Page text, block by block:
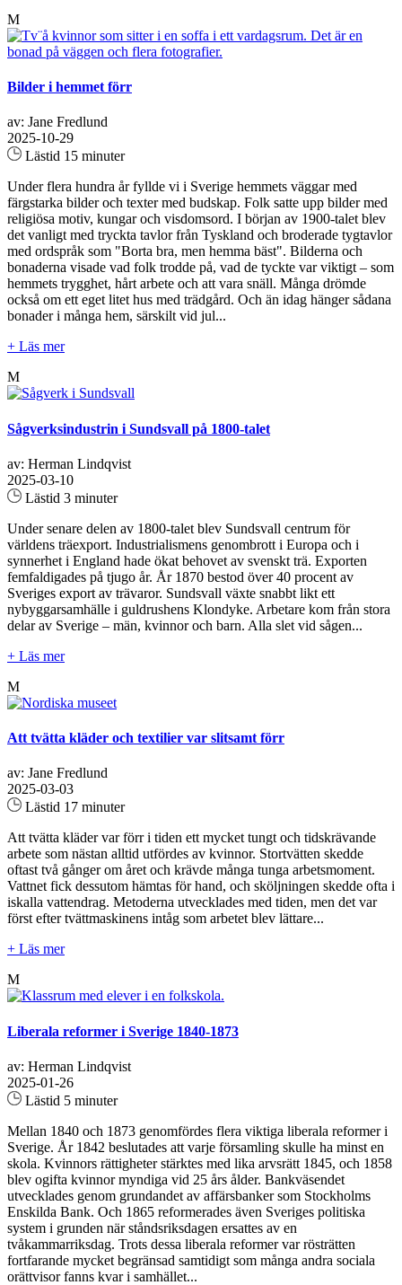
M
Bilder i hemmet förr
av: Jane Fredlund
2025-10-29
Lästid 15 minuter
Under flera hundra år fyllde vi i Sverige hemmets väggar med
färgstarka bilder och texter med budskap. Folk satte upp bilder med
religiösa motiv, kungar och visdomsord. I början av 1900-talet blev
det vanligt med tryckta tavlor från Tyskland och broderade tygtavlor
med ordspråk som "Borta bra, men hemma bäst". Bilderna och
bonaderna visade vad folk trodde på, vad de tyckte var viktigt – som
hemmets trygghet, hårt arbete och att vara snäll. Många drömde
också om ett eget litet hus med trädgård. Och än idag hänger sådana
bonader i många hem, särskilt vid jul...
+ Läs mer
M
Sågverksindustrin i Sundsvall på 1800-talet
av: Herman Lindqvist
2025-03-10
Lästid 3 minuter
Under senare delen av 1800-talet blev Sundsvall centrum för
världens träexport. Industrialismens genombrott i Europa och i
synnerhet i England hade ökat behovet av svenskt trä. Exporten
femfaldigades på tjugo år. År 1870 bestod över 40 procent av
Sveriges export av trävaror. Sundsvall växte snabbt likt ett
nybyggarsamhälle i guldrushens Klondyke. Arbetare kom från stora
delar av Sverige – män, kvinnor och barn. Alla slet vid sågen...
+ Läs mer
M
Att tvätta kläder och textilier var slitsamt förr
av: Jane Fredlund
2025-03-03
Lästid 17 minuter
Att tvätta kläder var förr i tiden ett mycket tungt och tidskrävande
arbete som nästan alltid utfördes av kvinnor. Stortvätten skedde
oftast två gånger om året och krävde många tunga arbetsmoment.
Vattnet fick dessutom hämtas för hand, och sköljningen skedde ofta i
iskalla vattendrag. Metoderna utvecklades med tiden, men det var
först efter tvättmaskinens intåg som arbetet blev lättare...
+ Läs mer
M
Liberala reformer i Sverige 1840-1873
av: Herman Lindqvist
2025-01-26
Lästid 5 minuter
Mellan 1840 och 1873 genomfördes flera viktiga liberala reformer i
Sverige. År 1842 beslutades att varje församling skulle ha minst en
skola. Kvinnors rättigheter stärktes med lika arvsrätt 1845, och 1858
blev ogifta kvinnor myndiga vid 25 års ålder. Bankväsendet
utvecklades genom grundandet av affärsbanker som Stockholms
Enskilda Bank. Och 1865 reformerades även Sveriges politiska
system i grunden när ståndsriksdagen ersattes av en
tvåkammarriksdag. Trots dessa liberala reformer var rösträtten
fortfarande mycket begränsad samtidigt som många andra sociala
orättvisor fanns kvar i samhället...